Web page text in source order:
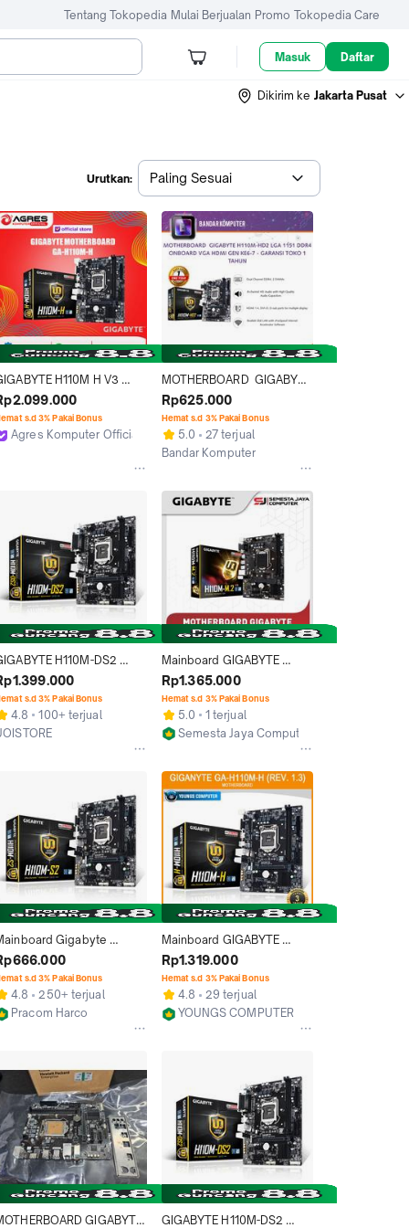
Tentang Tokopedia Mulai Berjualan Promo Tokopedia Care
Masuk Daftar
Dikirim ke Jakarta Pusat
Urutkan: Paling Sesuai
H110M H V3
Motherboard [mATX |
1151 | Gen 7]
s.d 3% Pakai Bonus
Agres Komputer Official
MOTHERBOARD  GIGABYTE
H110M-HD2 LGA 1151 DDR4
ONBOARD VGA HDMI GEN
KE6-7 - GARANSI TOKO 1
TAHUN
Rp625.000
Hemat s.d 3% Pakai Bonus
5.0
27 terjual
Bandar Komputer
H110M-DS2
LGA 1151 DDR4
INTEL
s.d 3% Pakai Bonus
4.8
100+ terjual
Mainboard GIGABYTE
H110M-M2 DDR4 Intel H110
LGA 1151 mATX | GA-H110M-
M2 Motherboard
Rp1.365.000
Hemat s.d 3% Pakai Bonus
5.0
1 terjual
Semesta Jaya Computer
Gigabyte
S2 LGA 1151 DDR4
s.d 3% Pakai Bonus
4.8
250+ terjual
Pracom Harco
Mainboard GIGABYTE
H110M-H DDR4 REV1.3 Intel
H110 LGA 1151 mATX | GA-
H110M-H Motherboard
Rp1.319.000
Hemat s.d 3% Pakai Bonus
4.8
29 terjual
YOUNGS COMPUTER
GIGABYTE
GIGABYTE H110M-DS2